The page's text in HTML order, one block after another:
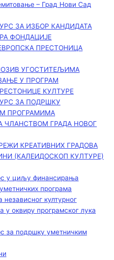
– Град Нови Сад
ЗА ИЗБОР КАНДИДАТА
ФОНДАЦИЈЕ
ПРЕСТОНИЦА
УГОСТИТЕЉИМА
У ПРОГРАМ
КУЛТУРЕ
ЗА ПОДРШКУ
ПРОГРАМИМА
ЧЛАНСТВОМ ГРАДА НОВОГ
КРЕАТИВНИХ ГРАДОВА
(КАЛЕИДОСКОП КУЛТУРЕ)
у циљу финансирања
програма
независног културног
у оквиру програмског лука
за подршку уметничким